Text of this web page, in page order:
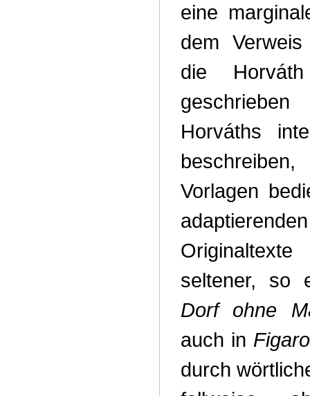
eine
dem
die
Horváths
Vorlagen
seltener,
Dorf ohne
auch in
durch